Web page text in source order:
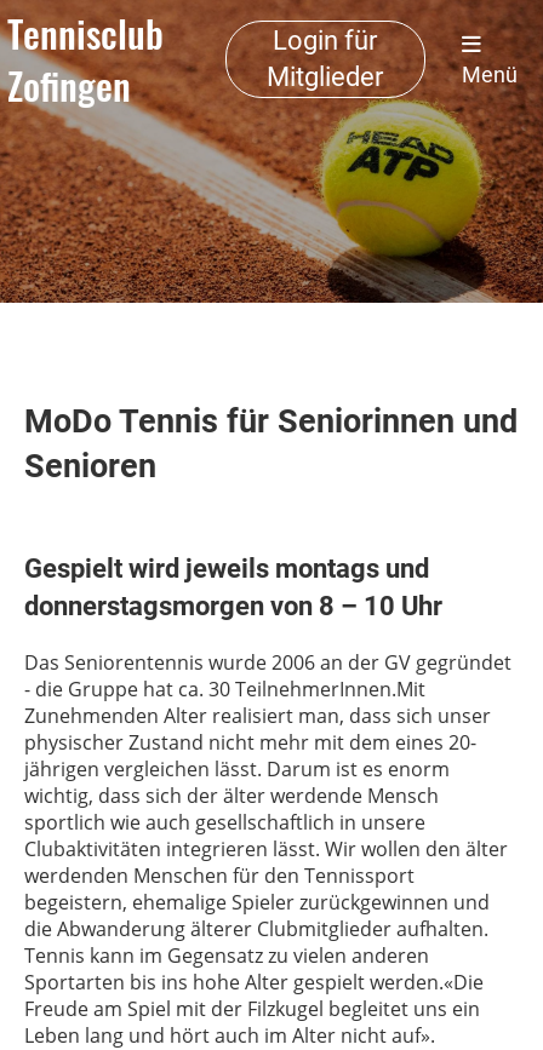
Tennisclub
Zofingen
Login für
Mitglieder
Menü
MoDo Tennis für Seniorinnen und
Senioren
Gespielt wird jeweils montags und
donnerstagsmorgen von 8 – 10 Uhr
Das Seniorentennis wurde 2006 an der GV gegründet
- die Gruppe hat ca. 30 TeilnehmerInnen.Mit
Zunehmenden Alter realisiert man, dass sich unser
physischer Zustand nicht mehr mit dem eines 20-
jährigen vergleichen lässt. Darum ist es enorm
wichtig, dass sich der älter werdende Mensch
sportlich wie auch gesellschaftlich in unsere
Clubaktivitäten integrieren lässt. Wir wollen den älter
werdenden Menschen für den Tennissport
begeistern, ehemalige Spieler zurückgewinnen und
die Abwanderung älterer Clubmitglieder aufhalten.
Tennis kann im Gegensatz zu vielen anderen
Sportarten bis ins hohe Alter gespielt werden.«Die
Freude am Spiel mit der Filzkugel begleitet uns ein
Leben lang und hört auch im Alter nicht auf».